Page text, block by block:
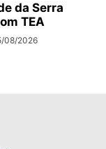
da Serra
TEA
08/2026